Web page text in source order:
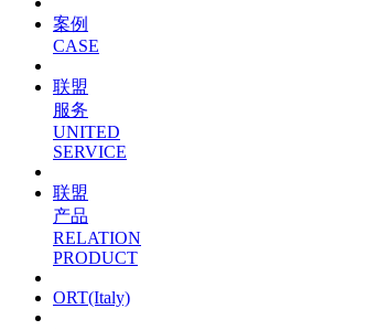
案例
CASE
联盟
服务
UNITED
SERVICE
联盟
产品
RELATION
PRODUCT
ORT(Italy)